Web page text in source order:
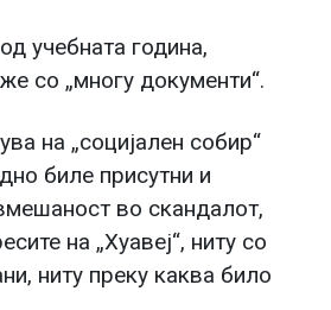
учебната година,
со „многу документи“.
на „социјален собир“
биле присутни и
во скандалот,
на „Хуавеј“, ниту со
ниту преку каква било